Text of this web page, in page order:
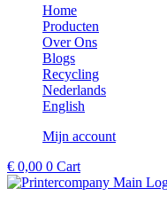
Home
Producten
Over Ons
Blogs
Recycling
Nederlands
English
Mijn account
€ 0,00 0 Cart